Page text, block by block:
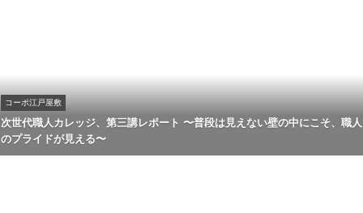
コーポ江戸屋敷
次世代職人カレッジ、第三講レポート 〜普段は見えない壁の中にこそ、職人
のプライドが見える〜